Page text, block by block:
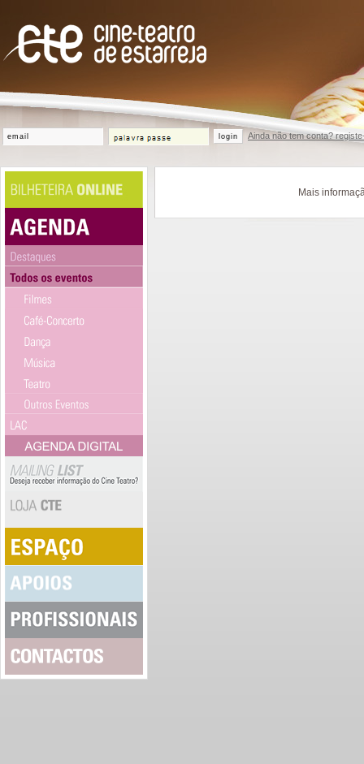
login Ainda não tem conta?
Mais